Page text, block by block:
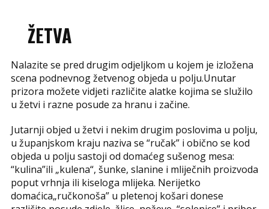
ŽETVA
Nalazite se pred drugim odjeljkom u kojem je izložena
scena podnevnog žetvenog objeda u polju.Unutar
prizora možete vidjeti različite alatke kojima se služilo
u žetvi i razne posude za hranu i začine.
Jutarnji objed u žetvi i nekim drugim poslovima u polju,
u županjskom kraju naziva se “ručak” i obično se kod
objeda u polju sastoji od domaćeg sušenog mesa:
“kulina”ili „kulena“, šunke, slanine i mliječnih proizvoda
poput vrhnja ili kiseloga mlijeka. Nerijetko
domaćica„ručkonoša” u pletenoj košari donese